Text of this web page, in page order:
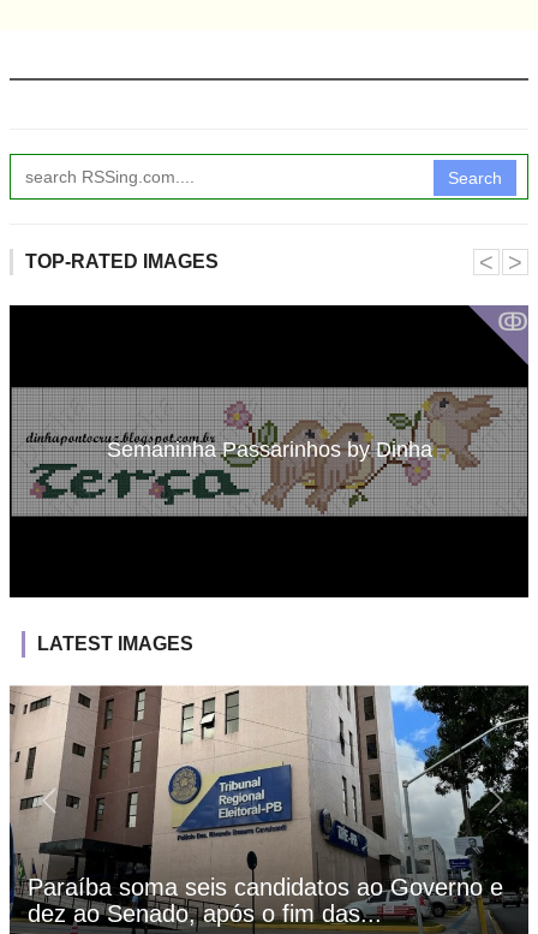
Search
TOP-RATED IMAGES
ↂ
Semaninha Passarinhos by Dinha
˂ ˃
LATEST IMAGES
Paraíba soma seis candidatos ao Governo e
dez ao Senado, após o fim das...